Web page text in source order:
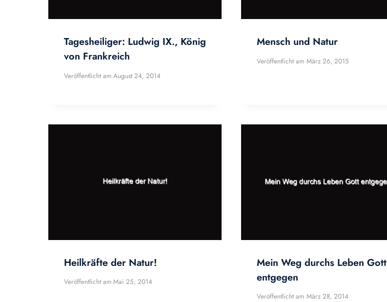
Tagesheiliger: Ludwig IX., König
von Frankreich
Veröffentlicht am August 24, 2014
Mensch und Natur
Veröffentlicht am März 26, 2015
Heilkräfte der Natur!
Veröffentlicht am Mai 25, 2014
Mein Weg durchs Leben Gott
entgegen
Veröffentlicht am März 28, 2014